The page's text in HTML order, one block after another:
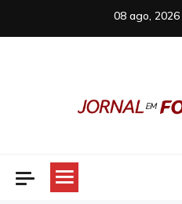
08 ago, 2026